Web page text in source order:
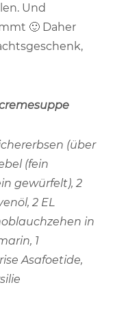
Und
🙂 Daher
(über
(fein
gewürfelt), 2
2 EL
in
1
Asafoetide,